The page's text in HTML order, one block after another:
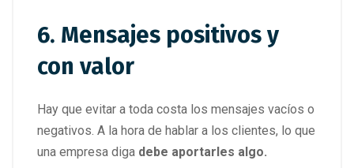
6. Mensajes positivos y
con valor
Hay que evitar a toda costa los mensajes vacíos o
negativos. A la hora de hablar a los clientes, lo que
una empresa diga debe aportarles algo.